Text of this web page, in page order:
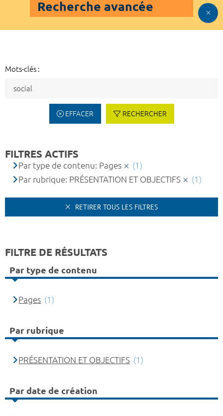
Recherche avancée
Mots-clés :
EFFACER RECHERCHER
FILTRES ACTIFS
Par type de contenu: Pages
(1)
Par rubrique: PRÉSENTATION ET OBJECTIFS
(1)
RETIRER TOUS LES FILTRES
FILTRE DE RÉSULTATS
Par type de contenu
Pages (1)
Par rubrique
PRÉSENTATION ET OBJECTIFS (1)
Par date de création